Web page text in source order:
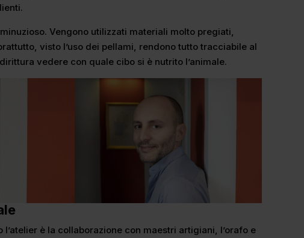
Vengono utilizzati materiali molto pregiati,
visto l’uso dei pellami, rendono tutto tracciabile al
vedere con quale cibo si è nutrito l’animale.
l’atelier è la collaborazione con maestri artigiani, l’orafo e